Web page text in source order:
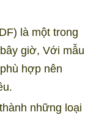
là một trong
giờ, Với mẫu
hợp nên
những loại